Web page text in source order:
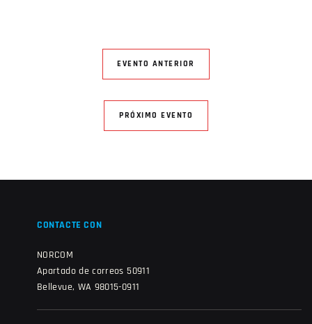
EVENTO ANTERIOR
PRÓXIMO EVENTO
CONTACTE CON
NORCOM
Apartado de correos 50911
Bellevue, WA 98015-0911